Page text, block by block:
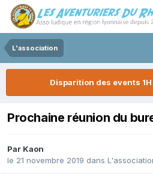
L'association
Disparition des events
Prochaine réunion du
Par Kaon
le 21 novembre 2019 dans